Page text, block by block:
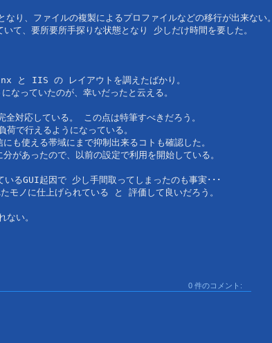
、ファイルの複製によるプロファイルなどの移行が出来ない。
て、要所要所手探りな状態となり 少しだけ時間を要した。
と IIS の レイアウトを調えたばかり。
なっていたのが、幸いだったと云える。
対応している。 この点は特筆すべきだろう。
で行えるようになっている。
使える帯域にまで抑制出来るコトも確認した。
があったので、以前の設定で利用を開始している。
るGUI起因で 少し手間取ってしまったのも事実･･･
モノに仕上げられている と 評価して良いだろう。
0 件のコメント: